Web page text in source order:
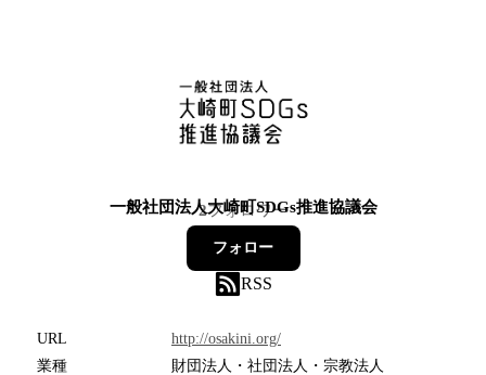
一般社団法人大崎町SDGs推進協議会
2フォロワー
フォロー
RSS
URL
http://osakini.org/
業種
財団法人・社団法人・宗教法人